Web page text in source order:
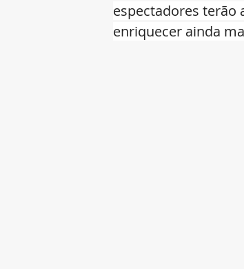
espectadores terão
enriquecer ainda